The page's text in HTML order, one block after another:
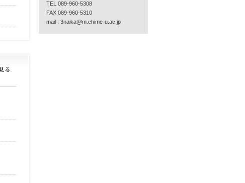
TEL 089-960-5308
FAX 089-960-5310
mail : 3naika@m.ehime-u.ac.jp